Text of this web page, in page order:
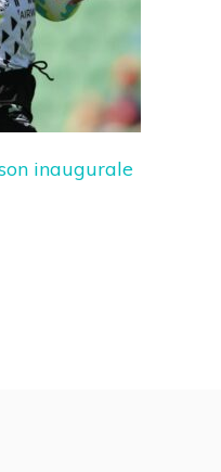
inaugurale